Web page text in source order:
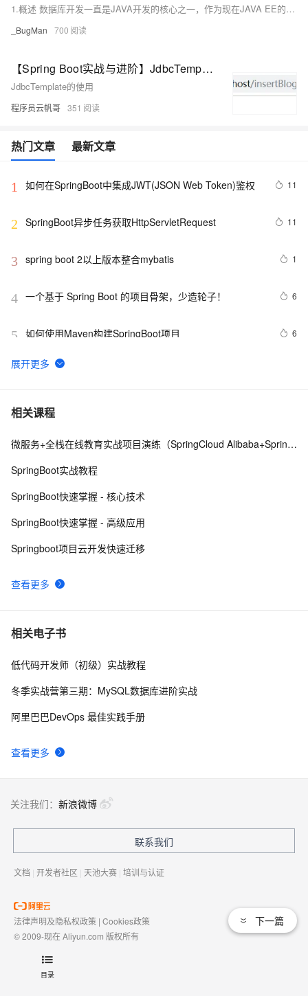
目录
1.概述 数据库开发一直是JAVA开发的核心之一，作为现在JAVA EE的基石框架，Spring Boot自身携带了一个JDBCTemplate框架，其对JDBC进行了基础的封装，使得Spring Boot原生就支持据库开发。同时Spring Boot也不排斥其它优秀的持久层框架，允许他们以极低的代价平滑的接入。 本文主要介绍最常用到的三个持久层框架，JdbcTemplate、JPA、mybatis如何接入Spring Boot并在其上进行开发。
_BugMan 700
【Spring Boot实战与进阶】JdbcTemplate的使用
JdbcTemplate的使用
程序员云帆哥 351
热门文章 最新文章
1 如何在SpringBoot中集成JWT(JSON Web Token)鉴权 11
2 SpringBoot异步任务获取HttpServletRequest 11
3 spring boot 2以上版本整合mybatis 1
4 6
5 如何使用Maven构建SpringBoot项目 6
6
微服务框架（十九）Spring Boot 可视化监控
7 spring boot 集成websocket与shiro的坑
8 Spring Boot+Netty+Websocket实现后台向前端推送信息 5
10Spring Boot 启动事件和监听器，太强大了！
相关课程
查看更多
微服务+全栈在线教育实战项目演练（SpringCloud Alibaba+SpringBoot）
SpringBoot实战教程
SpringBoot快速掌握 - 核心技术
SpringBoot快速掌握 - 高级应用
Springboot项目云开发快速迁移
相关电子书
查看更多
低代码开发师（初级）实战教程
冬季实战营第三期：MySQL数据库进阶实战
阿里巴巴DevOps 最佳实践手册
下一篇
关注我们： 新浪微博
联系我们
文档 | 开发者社区 | 天池大赛 | 培训与认证
法律声明及隐私权政策 | Cookies政策
© 2009-现在 Aliyun.com 版权所有
域名注册服务机构许可：